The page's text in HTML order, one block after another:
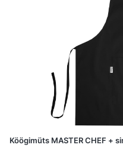
Köögimüts MASTER CHEF +